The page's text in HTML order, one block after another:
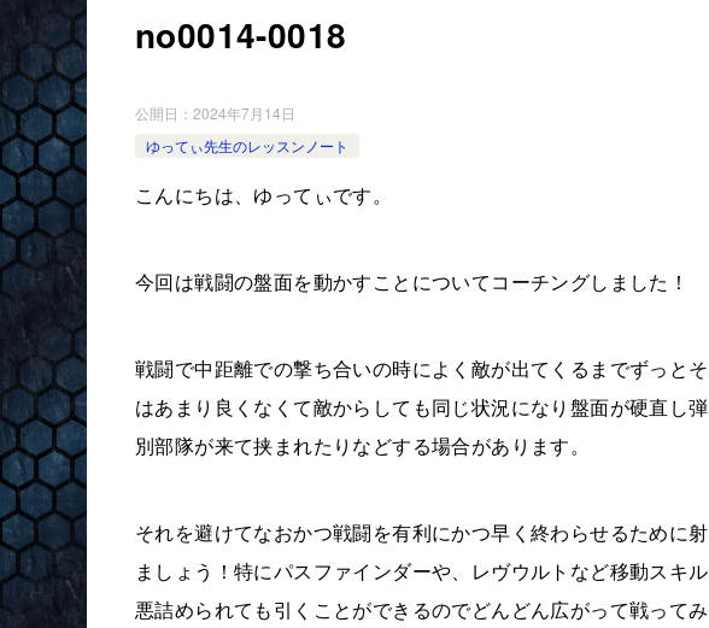
no0014-0018
公開日： 2024年7月14日
ゆってぃ先生のレッスンノート
こんにちは、ゆってぃです。
今回は戦闘の盤面を動かすことについてコーチングしました！
戦闘で中距離での撃ち合いの時によく敵が出てくるまでずっと
はあまり良くなくて敵からしても同じ状況になり盤面が硬直し
別部隊が来て挟まれたりなどする場合があります。
それを避けてなおかつ戦闘を有利にかつ早く終わらせるために
ましょう！特にパスファインダーや、レヴウルトなど移動スキ
悪詰められても引くことができるのでどんどん広がって戦ってみ